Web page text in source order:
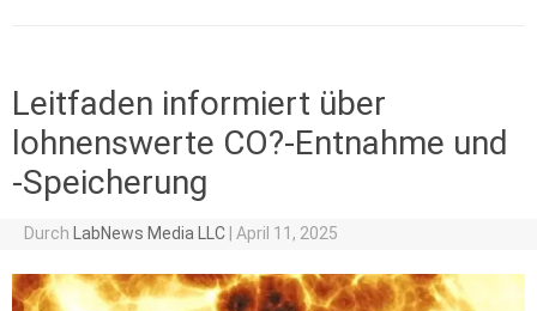
Leitfaden informiert über
lohnenswerte CO?-Entnahme und
-Speicherung
Durch LabNews Media LLC April 11, 2025